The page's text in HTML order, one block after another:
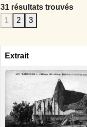
31 résultats trouvés
1
2 3
Extrait